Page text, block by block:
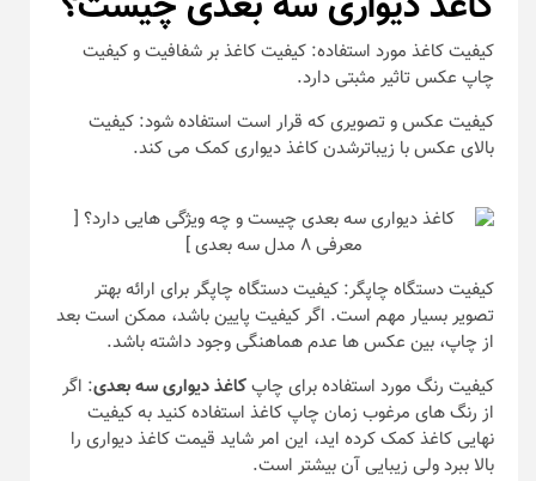
کیفیت کاغذ مورد استفاده: کیفیت کاغذ بر شفافیت و کیفیت
چاپ عکس تاثیر مثبتی دارد.
کیفیت عکس و تصویری که قرار است استفاده شود: کیفیت
بالای عکس با زیباترشدن کاغذ دیواری کمک می کند.
کیفیت دستگاه چاپگر: کیفیت دستگاه چاپگر برای ارائه بهتر
تصویر بسیار مهم است. اگر کیفیت پایین باشد، ممکن است بعد
از چاپ، بین عکس ها عدم هماهنگی وجود داشته باشد.
کیفیت رنگ مورد استفاده برای چاپکاغذ دیواری سه بعدی: اگر
از رنگ های مرغوب زمان چاپ کاغذ استفاده کنید به کیفیت
نهایی کاغذ کمک کرده اید، این امر شاید قیمت کاغذ دیواری را
بالا ببرد ولی زیبایی آن بیشتر است.